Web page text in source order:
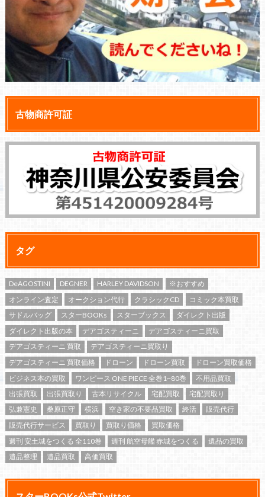
古物商許可証
タグ
DeAGOSTINI DEGNER HARLEY DAVIDSON
※おすすめ
オンライン査定
オークション代行 クラシックCD
コミック本買取
サドルバッグ
スターBOOKs スターブックス
ダイレクト出版
ダイレクト出版の本
デアゴスティーニ
デアゴスティーニ買取
デアゴスティーニ 買取
デアゴスティーニ買取り
デアゴスティーニ 買取価格
ドローン ドローン買取
ドローン買取価格
ビジネス本の買取
ワンピース ONE PIECE 全巻1~80巻
不用品買取
出張買取
出張買取り 古本リサイクル 宅配買取
宅配買取り
弘兼憲史
桑原正守 横浜 空き家の不要品買取 終活
販売代行
販売代行サービス
買取り 買取り価格
買取価格
週刊 安土城をつくる 全110巻
週刊 航空母艦 赤城をつくる
遺品の買取
遺品整理
遺品買取 高価買取